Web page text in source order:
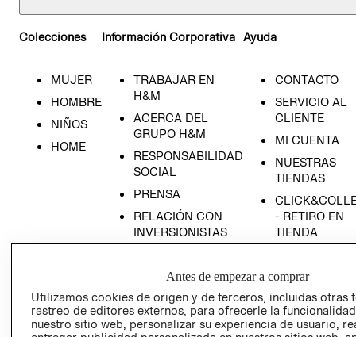
Colecciones
MUJER
HOMBRE
NIÑOS
HOME
Información Corporativa
TRABAJAR EN
H&M
ACERCA DEL
GRUPO H&M
RESPONSABILIDAD
SOCIAL
PRENSA
RELACIÓN CON
INVERSIONISTAS
EMPRESARIAL
Ayuda
CONTACTO
SERVICIO AL
CLIENTE
MI CUENTA
NUESTRAS
TIENDAS
- RETIRO EN
TIENDA
AVISO DE
PRIVACIDAD
GIFT CARD
Antes de empezar a comprar
Utilizamos cookies de origen y de terceros, incluidas otras
rastreo de editores externos, para ofrecerle la
nuestro sitio web, personalizar su experiencia de usuario,